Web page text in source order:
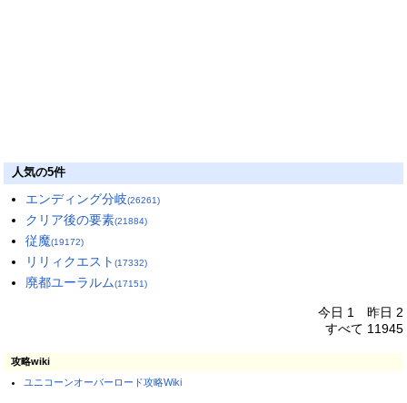
人気の5件
エンディング分岐(26261)
クリア後の要素(21884)
従魔(19172)
リリィクエスト(17332)
廃都ユーラルム(17151)
今日 1 昨日 2
すべて 11945
攻略wiki
ユニコーンオーバーロード攻略Wiki